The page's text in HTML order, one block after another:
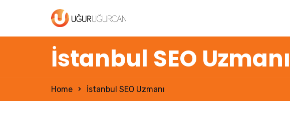
İstanbul SEO Uzmanı
Home İstanbul SEO Uzmanı